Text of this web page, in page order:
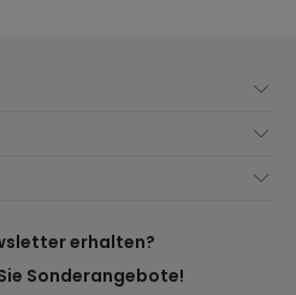
erhalten?
Sonderangebote!